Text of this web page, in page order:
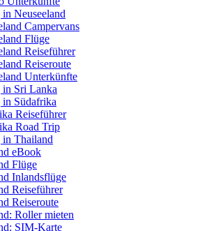
Neuseeland
Campervans
Flüge
Reiseführer
Reiseroute
Unterkünfte
Sri Lanka
Südafrika
Reiseführer
Road Trip
Thailand
eBook
Flüge
Inlandsflüge
Reiseführer
Reiseroute
Roller mieten
SIM-Karte